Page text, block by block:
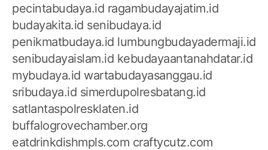
pecintabudaya.id ragambudayajatim.id
budayakita.id senibudaya.id
penikmatbudaya.id lumbungbudayadermaji.id
senibudayaislam.id kebudayaantanahdatar.id
mybudaya.id wartabudayasanggau.id
sribudaya.id simerdupolresbatang.id
satlantaspolresklaten.id
buffalogrovechamber.org
eatdrinkdishmpls.com craftycutz.com